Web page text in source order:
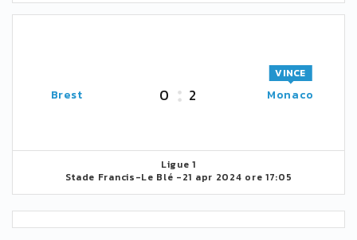
Brest 0 2 Monaco
VINCE
Ligue 1
Stade Francis-Le Blé -21 apr 2024 ore 17:05